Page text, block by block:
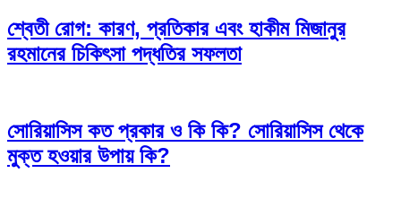
শ্বেতী রোগ: কারণ, প্রতিকার এবং হাকীম মিজানুর
রহমানের চিকিৎসা পদ্ধতির সফলতা
সোরিয়াসিস কত প্রকার ও কি কি? সোরিয়াসিস থেকে
মুক্ত হওয়ার উপায় কি?